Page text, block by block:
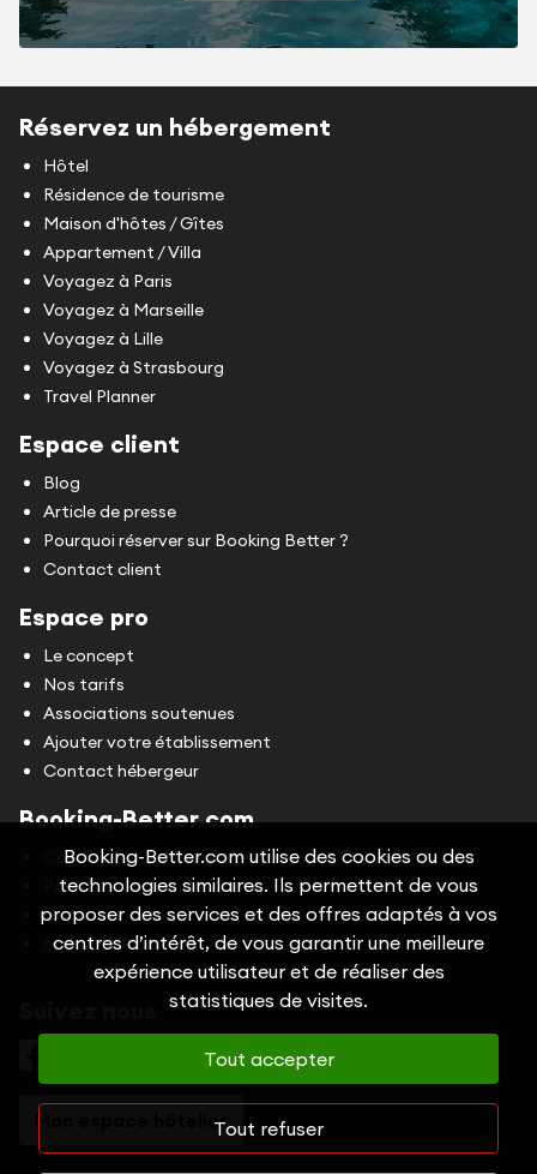
Réservez un hébergement
Hôtel
Résidence de tourisme
Maison d'hôtes / Gîtes
Appartement / Villa
Voyagez à Paris
Voyagez à Marseille
Voyagez à Lille
Voyagez à Strasbourg
Travel Planner
Espace client
Blog
Article de presse
Pourquoi réserver sur Booking Better ?
Contact client
Espace pro
Le concept
Nos tarifs
Associations soutenues
Ajouter votre établissement
Contact hébergeur
Booking-Better.com
Conditions Générales d'Utilisation (CGU)
Politique de confidentialité
Cookies
Mentions légales
Mon espace hôtelier
Booking-Better.com utilise des cookies ou des
technologies similaires. Ils permettent de vous
proposer des services et des offres adaptés à vos
centres d’intérêt, de vous garantir une meilleure
expérience utilisateur et de réaliser des
statistiques de visites.
Tout accepter
Tout refuser